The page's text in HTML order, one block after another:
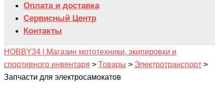
Оплата и доставка
Сервисный Центр
Контакты
HOBBY34 | Магазин мототехники, экипировки и
спортивного инвентаря > Товары > Электротранспорт >
Запчасти для электросамокатов